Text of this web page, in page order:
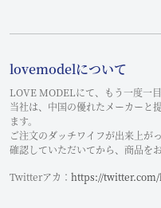
lovemodelについて
LOVE MODELにて、もう一度一
当社は、中国の優れたメーカーと
ます。
ご注文のダッチワイフが出来上が
確認していただいてから、商品をお
Twitterアカ： https://